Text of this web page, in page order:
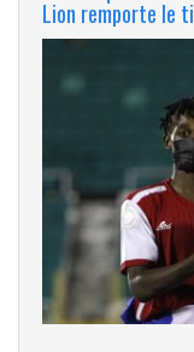
Lion remporte le